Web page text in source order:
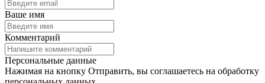
Ваше имя
Комментарий
Персональные данные
Нажимая на кнопку Отправить, вы соглашаетесь на обработку